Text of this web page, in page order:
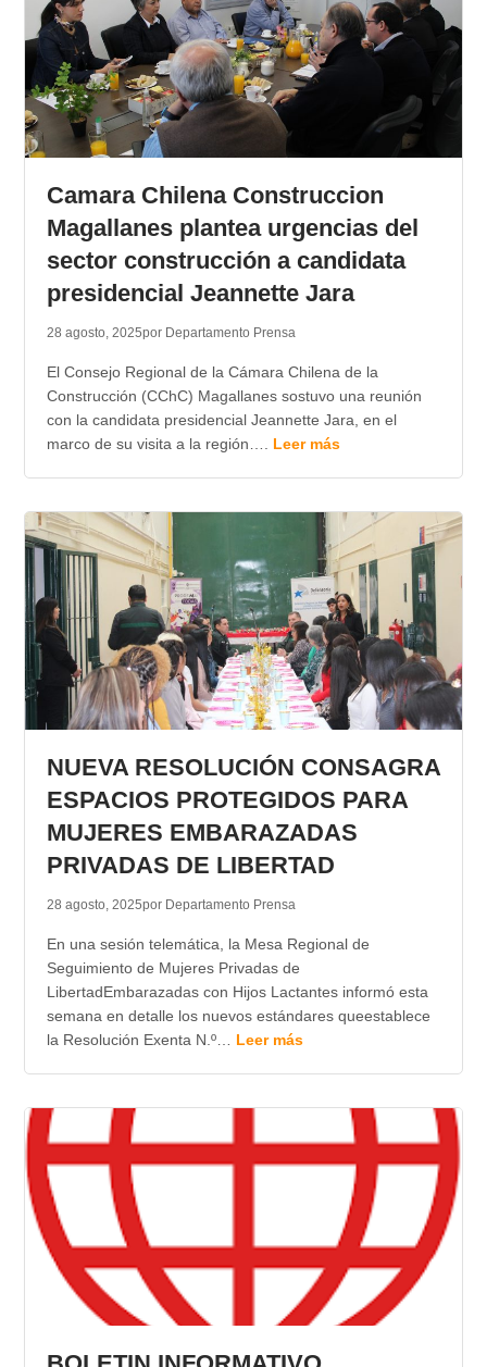
Camara Chilena Construccion
Magallanes plantea urgencias del
sector construcción a candidata
presidencial Jeannette Jara
28 agosto, 2025por Departamento Prensa
El Consejo Regional de la Cámara Chilena de la
Construcción (CChC) Magallanes sostuvo una reunión
con la candidata presidencial Jeannette Jara, en el
marco de su visita a la región…. Leer más
NUEVA RESOLUCIÓN CONSAGRA
ESPACIOS PROTEGIDOS PARA
MUJERES EMBARAZADAS
PRIVADAS DE LIBERTAD
28 agosto, 2025por Departamento Prensa
En una sesión telemática, la Mesa Regional de
Seguimiento de Mujeres Privadas de
LibertadEmbarazadas con Hijos Lactantes informó esta
semana en detalle los nuevos estándares queestablece
la Resolución Exenta N.º… Leer más